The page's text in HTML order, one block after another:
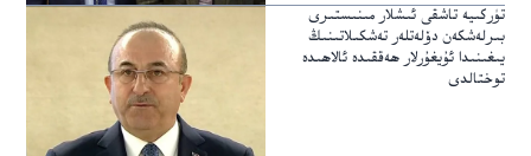
تۈركىيە تاشقى ئىشلار مىنىستىرى
بىرلەشكەن دۆلەتلەر تەشكىلاتىنىڭ
يىغىنىدا ئۇيغۇرلار ھەققىدە ئالاھىدە
توختالدى